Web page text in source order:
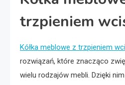
trzpieniem
Kółka meblowe z trzpieniem
rozwiązań, które znacząco
wielu rodzajów mebli. Dzięki